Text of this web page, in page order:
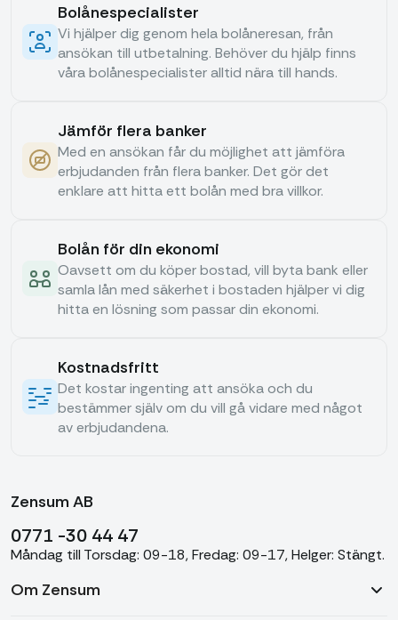
Bolånespecialister
Vi hjälper dig genom hela bolåneresan, från
ansökan till utbetalning. Behöver du hjälp finns
våra bolånespecialister alltid nära till hands.
Jämför flera banker
Med en ansökan får du möjlighet att jämföra
erbjudanden från flera banker. Det gör det
enklare att hitta ett bolån med bra villkor.
Bolån för din ekonomi
Oavsett om du köper bostad, vill byta bank eller
samla lån med säkerhet i bostaden hjälper vi dig
hitta en lösning som passar din ekonomi.
Kostnadsfritt
Det kostar ingenting att ansöka och du
bestämmer själv om du vill gå vidare med något
av erbjudandena.
Zensum AB
0771 -30 44 47
Måndag till Torsdag: 09-18, Fredag: 09-17, Helger: Stängt.
Om Zensum